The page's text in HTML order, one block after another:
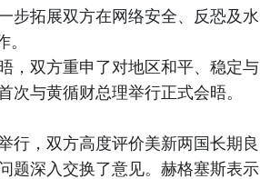
步拓展双方在网络安全、反恐及水
，双方重申了对地区和平、稳定与
与黄循财总理举行正式会晤。
行，双方高度评价美新两国长期良
题深入交换了意见。赫格塞斯表示